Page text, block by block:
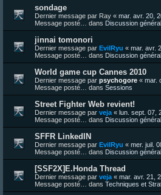
sondage
Dernier message par Ray « mar. avr. 20,
Message posté… dans Discussion
jinnai tomonori
Dernier message par EvilRyu « mar. avr.
Message posté… dans Discussion
World game cup Cannes 2010
Dernier message par psychogore « mar.
Message posté… dans Sessions
Street Fighter Web revient!
Dernier message par veja « lun. sept. 07,
Message posté… dans Discussion
SFFR LinkedIN
Dernier message par EvilRyu « mer. juil.
Message posté… dans Discussion
[SSF2X]E.Honda Thread
Dernier message par veja « mar. avr. 21,
Message posté… dans Techniques et